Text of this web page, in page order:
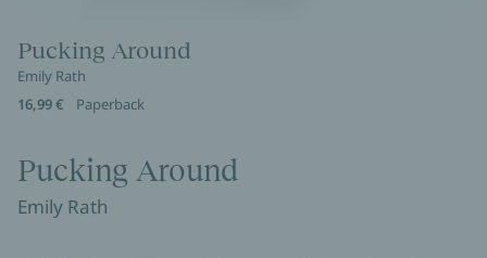
Pucking Around
Emily Rath
16,99 €
Paperback
Pucking Around
Emily Rath